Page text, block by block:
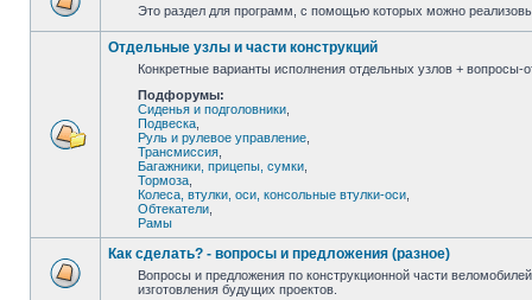
Это раздел для программ, с помощью которых можно
Отдельные узлы и части конструкций
Конкретные варианты исполнения отдельных узлов + вопросы-
Подфорумы:
Сиденья и подголовники
Подвеска
Руль и рулевое управление
Трансмиссия
Багажники, прицепы, сумки
Тормоза
Колеса, втулки, оси, консольные втулки-оси
Обтекатели
Рамы
Как сделать? - вопросы и предложения (разное)
Вопросы и предложения по конструкционной части
изготовления будущих проектов.